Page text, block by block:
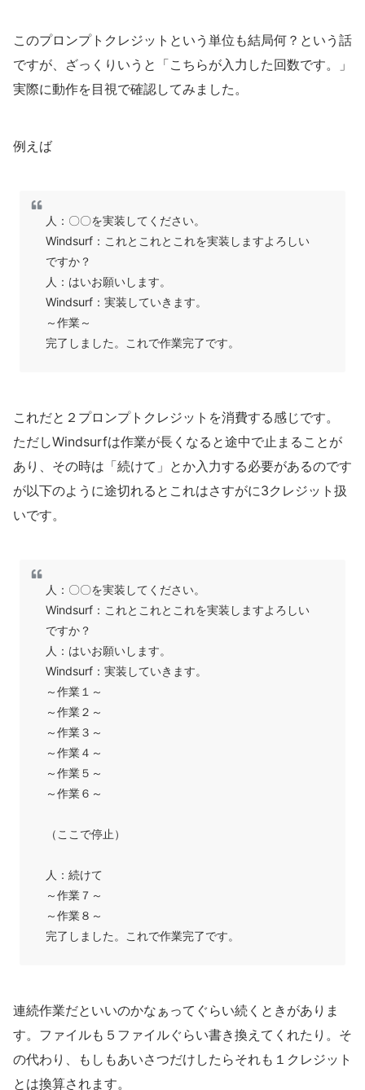
このプロンプトクレジットという単位も結局何？という話
ですが、ざっくりいうと「こちらが入力した回数です。」
実際に動作を目視で確認してみました。
例えば
人：〇〇を実装してください。
Windsurf：これとこれとこれを実装しますよろしい
ですか？
人：はいお願いします。
Windsurf：実装していきます。
～作業～
完了しました。これで作業完了です。
これだと２プロンプトクレジットを消費する感じです。
ただしWindsurfは作業が長くなると途中で止まることが
あり、その時は「続けて」とか入力する必要があるのです
が以下のように途切れるとこれはさすがに3クレジット扱
いです。
人：〇〇を実装してください。
Windsurf：これとこれとこれを実装しますよろしい
ですか？
人：はいお願いします。
Windsurf：実装していきます。
～作業１～
～作業２～
～作業３～
～作業４～
～作業５～
～作業６～
（ここで停止）
人：続けて
～作業７～
～作業８～
完了しました。これで作業完了です。
連続作業だといいのかなぁってぐらい続くときがありま
す。ファイルも５ファイルぐらい書き換えてくれたり。そ
の代わり、もしもあいさつだけしたらそれも１クレジット
とは換算されます。